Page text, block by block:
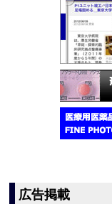
広告掲載